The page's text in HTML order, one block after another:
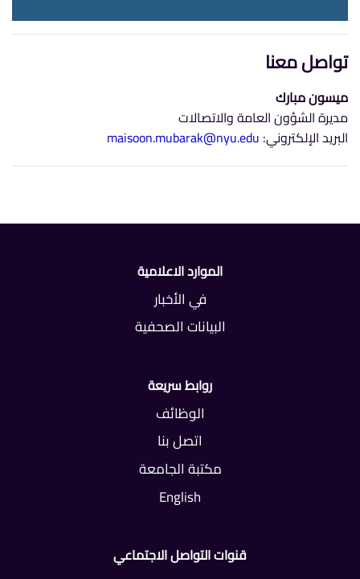
تواصل معنا
ميسون مبارك
مديرة الشؤون العامة والاتصالات
البريد الإلكتروني: maisoon.mubarak@nyu.edu
الموارد الاعلامية
في الأخبار
البيانات الصحفية
روابط سريعة
الوظائف
اتصل بنا
مكتبة الجامعة
English
قنوات التواصل الاجتماعي